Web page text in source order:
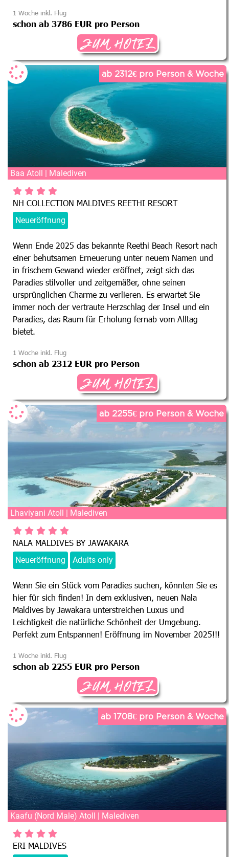
1 Woche inkl. Flug
schon ab 3786 EUR pro Person
ZUM HOTEL
ab 2312€ pro Person & Woche
Baa Atoll | Malediven
NH COLLECTION MALDIVES REETHI RESORT
Neueröffnung
Wenn Ende 2025 das bekannte Reethi Beach Resort nach
einer behutsamen Erneuerung unter neuem Namen und
in frischem Gewand wieder eröffnet, zeigt sich das
Paradies stilvoller und zeitgemäßer, ohne seinen
ursprünglichen Charme zu verlieren. Es erwartet Sie
immer noch der vertraute Herzschlag der Insel und ein
Paradies, das Raum für Erholung fernab vom Alltag
bietet.
1 Woche inkl. Flug
schon ab 2312 EUR pro Person
ZUM HOTEL
ab 2255€ pro Person & Woche
Lhaviyani Atoll | Malediven
NALA MALDIVES BY JAWAKARA
Neueröffnung
Adults only
Wenn Sie ein Stück vom Paradies suchen, könnten Sie es
hier für sich finden! In dem exklusiven, neuen Nala
Maldives by Jawakara unterstreichen Luxus und
Leichtigkeit die natürliche Schönheit der Umgebung.
Perfekt zum Entspannen! Eröffnung im November 2025!!!
1 Woche inkl. Flug
schon ab 2255 EUR pro Person
ZUM HOTEL
ab 1708€ pro Person & Woche
Kaafu (Nord Male) Atoll | Malediven
ERI MALDIVES